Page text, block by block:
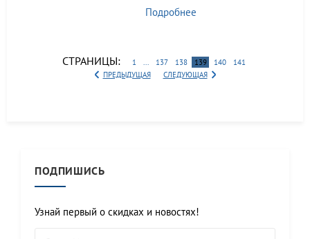
ПОДПИШИСЬ
Узнай первый о скидках и новостях!
Подробнее
СТРАНИЦЫ: 1 ... 137 138 139 140
141
ПРЕДЫДУЩАЯ
СЛЕДУЮЩАЯ